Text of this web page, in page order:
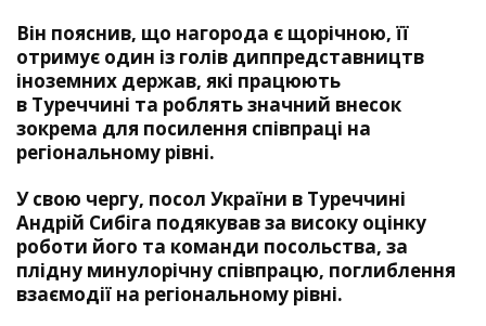
Він пояснив, що нагорода є щорічною, її
отримує один із голів диппредставництв
іноземних держав, які працюють
в Туреччині та роблять значний внесок
зокрема для посилення співпраці на
регіональному рівні.
У свою чергу, посол України в Туреччині
Андрій Сибіга подякував за високу оцінку
роботи його та команди посольства, за
плідну минулорічну співпрацю, поглиблення
взаємодії на регіональному рівні.